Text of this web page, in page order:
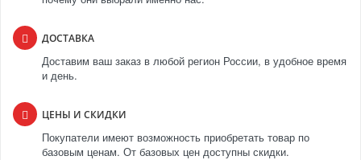
ДОСТАВКА
Доставим ваш заказ в любой регион России, в удобное время
и день.
ЦЕНЫ И СКИДКИ
Покупатели имеют возможность приобретать товар по
базовым ценам. От базовых цен доступны скидки.